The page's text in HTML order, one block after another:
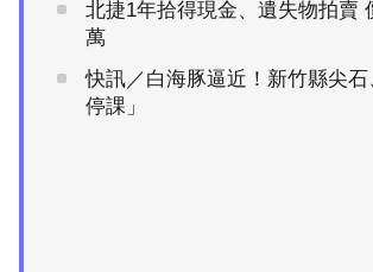
北捷1年拾得現金、遺失物拍賣
萬
快訊／白海豚逼近！新竹縣尖
停課」